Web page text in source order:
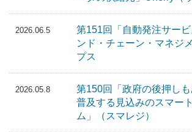
2026.06.5
第151回「自動発注サー
ンド・チェーン・マネジ
プス
2026.05.8
第150回「政府の後押し
普及する見込みのスマー
ム」（スマレジ）